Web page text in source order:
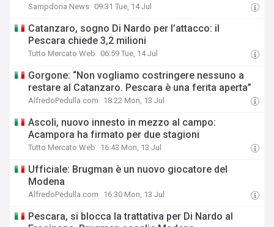
Sampdoria News 09:31 Tue, 14 Jul
Catanzaro, sogno Di Nardo per l’attacco: il
Pescara chiede 3,2 milioni
Tutto Mercato Web 06:59 Tue, 14 Jul
Gorgone: “Non vogliamo costringere nessuno a
restare al Catanzaro. Pescara è una ferita aperta”
AlfredoPedulla.com 18:22 Mon, 13 Jul
Ascoli, nuovo innesto in mezzo al campo:
Acampora ha firmato per due stagioni
Tutto Mercato Web 16:43 Mon, 13 Jul
Ufficiale: Brugman è un nuovo giocatore del
Modena
AlfredoPedulla.com 16:30 Mon, 13 Jul
Pescara, si blocca la trattativa per Di Nardo al